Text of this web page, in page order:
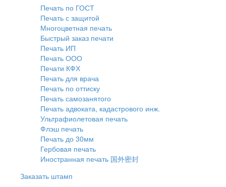
Печать по ГОСТ
Печать с защитой
Многоцветная печать
Быстрый заказ печати
Печать ИП
Печать ООО
Печати КФХ
Печать для врача
Печать по оттиску
Печать самозанятого
Печать адвоката, кадастрового инж.
Ультрафиолетовая печать
Флэш печать
Печать до 30мм
Гербовая печать
Иностранная печать 国外密封
Заказать штамп